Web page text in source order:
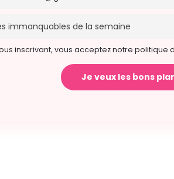
inscrivant, vous acceptez notre politique